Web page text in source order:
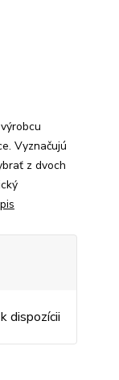
Vyznačujú
z dvoch
dispozícii